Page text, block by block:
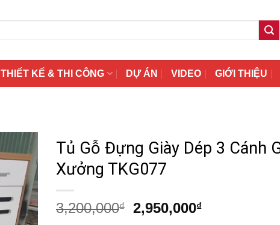
THIẾT KẾ & THI CÔNG DỰ ÁN VIDEO GIỚI THIỆU
Tủ Gỗ Đựng Giày Dép 3 Cánh
Xưởng TKG077
3,200,000₫
Giá
2,950,000₫Giá